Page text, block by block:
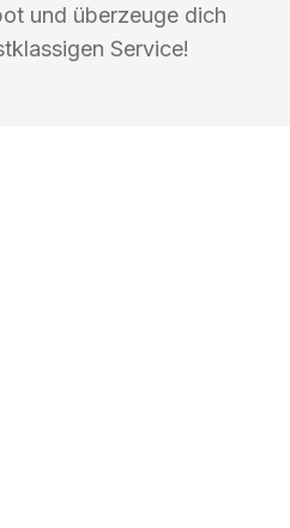
und überzeuge dich
Service!